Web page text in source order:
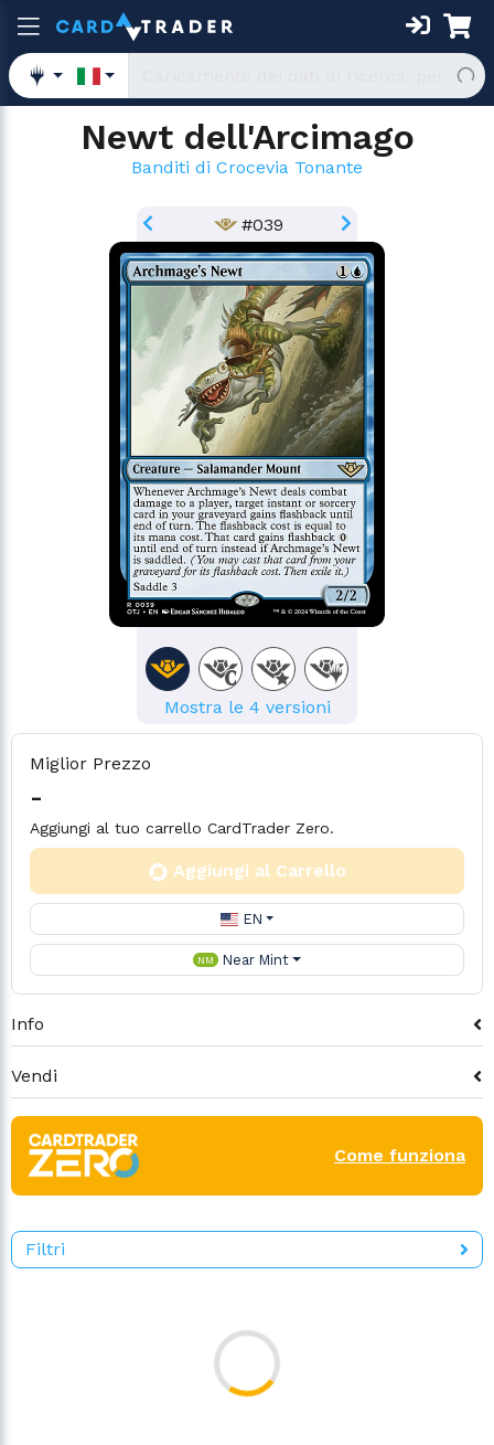
Newt dell'Arcimago
Banditi di Crocevia Tonante
#039
Mostra le 4 versioni
Miglior Prezzo
-
Aggiungi al tuo carrello CardTrader Zero.
Aggiungi al Carrello
EN
NM Near Mint
Info
Vendi
Come funziona
Filtri